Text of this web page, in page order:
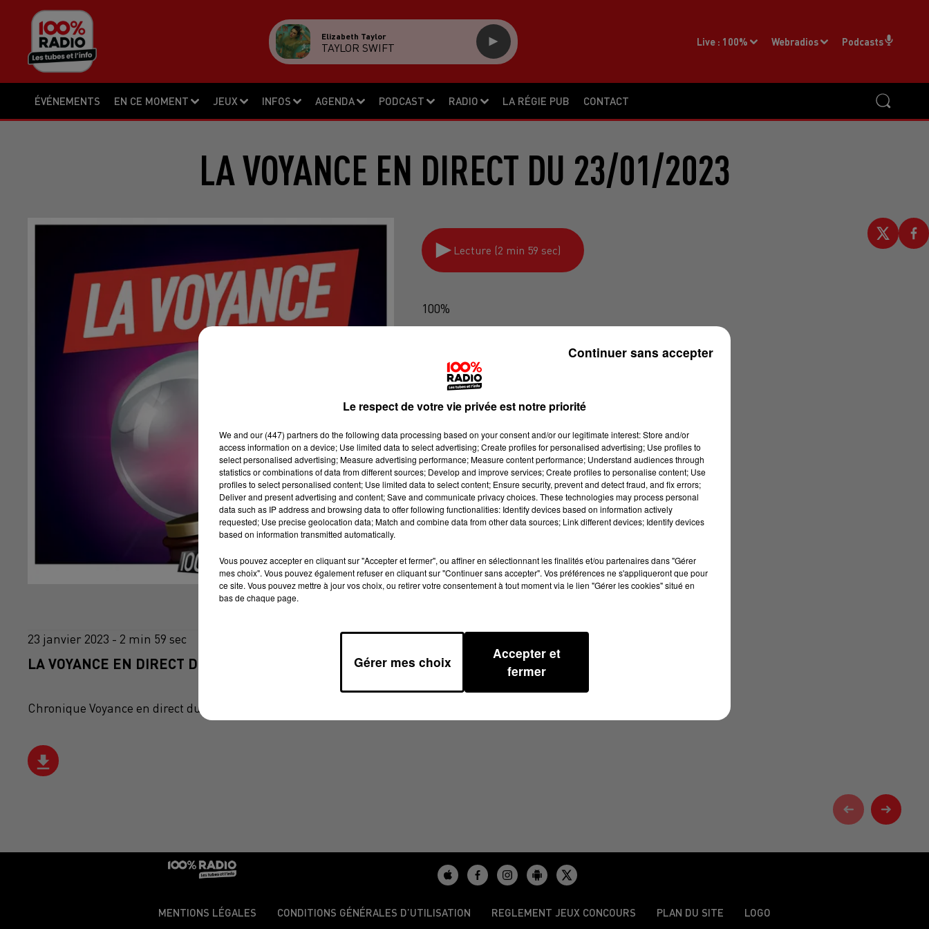
ÉVÉNEMENTS EN CE MOMENT JEUX INFOS AGENDA PODCAST RADIO LA RÉGIE PUB CONTACT
Live : 100% Webradios Podcasts
Elizabeth Taylor
TAYLOR SWIFT
LA VOYANCE EN DIRECT DU 23/01/2023
Lecture (2 min 59 sec)
100%
23 janvier 2023 - 2 min 59 sec
LA VOYANCE EN DIRECT DU 23/01/2023
Chronique Voyance en direct du 10 13 du 23/01/2023
MENTIONS LÉGALES CONDITIONS GÉNÉRALES D’UTILISATION REGLEMENT JEUX CONCOURS PLAN DU SITE LOGO
Le respect de votre vie privée est notre priorité
We and our (447) partnersdo the following data processing based on your consent and/or our legitimate interest: Store and/or
access information on a device; Use limited data to select advertising; Create profiles for personalised advertising; Use profiles to
select personalised advertising; Measure advertising performance; Measure content performance; Understand audiences through
statistics or combinations of data from different sources; Develop and improve services; Create profiles to personalise content; Use
profiles to select personalised content; Use limited data to select content; Ensure security, prevent and detect fraud, and fix errors;
Deliver and present advertising and content; Save and communicate privacy choices. These technologies may process personal
data such as IP address and browsing data to offer following functionalities: Identify devices based on information actively
requested; Use precise geolocation data; Match and combine data from other data sources; Link different devices; Identify devices
based on information transmitted automatically.
Vous pouvez accepter en cliquant sur "Accepter et fermer", ou affiner en sélectionnant les finalités et/ou partenaires dans "Gérer
mes choix". Vous pouvez également refuser en cliquant sur "Continuer sans accepter". Vos préférences ne s'appliqueront que pour
ce site. Vous pouvez mettre à jour vos choix, ou retirer votre consentement à tout moment via le lien "Gérer les cookies" situé en
bas de chaque page.
Gérer mes choix
Accepter et
fermer
Continuer sans accepter